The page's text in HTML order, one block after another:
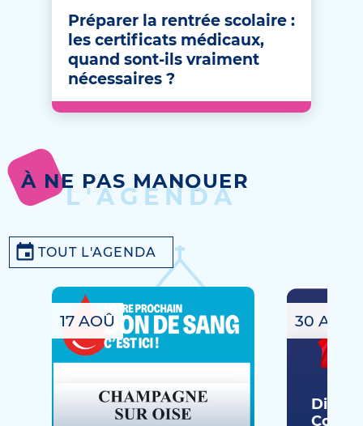
Préparer la rentrée scolaire :
les certificats médicaux,
quand sont-ils vraiment
nécessaires ?
À NE PAS MANQUER
L'AGENDA
TOUT L'AGENDA
17 AOÛ 30 AOÛ